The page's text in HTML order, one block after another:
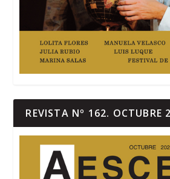
REVISTA Nº 162. OCTUBRE